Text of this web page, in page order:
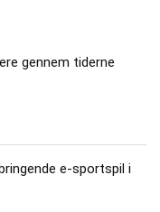
gennem tiderne
e-sportspil i